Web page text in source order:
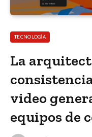
TECNOLOGÍA
La
video
equipos de